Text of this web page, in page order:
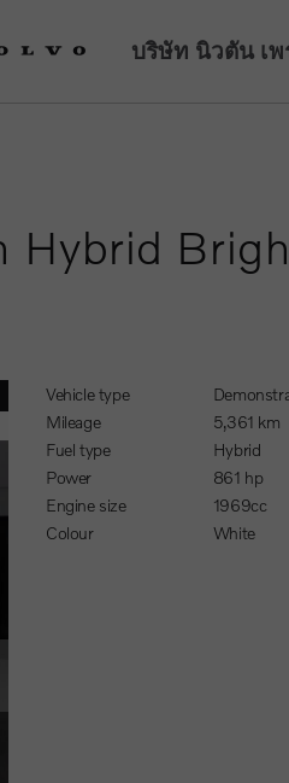
บริษัท นิวตัน เ
Hybrid
Vehicle type
Mileage
5,361 km
Fuel type
Hybrid
Power
861 hp
Engine size
1969cc
Colour
White